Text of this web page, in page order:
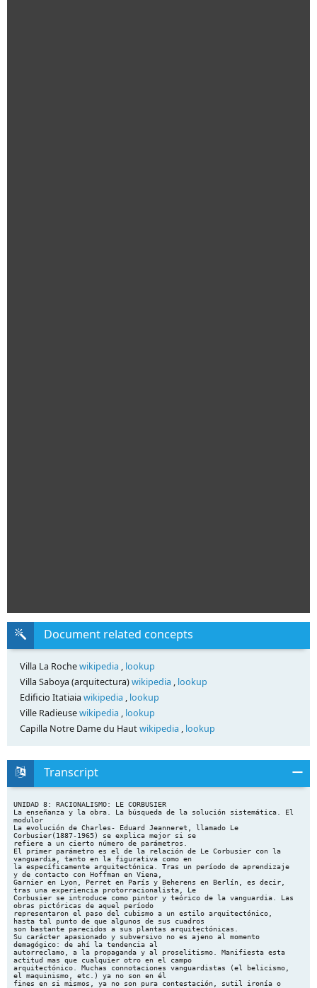
Document related concepts
Villa La Rochewikipedia , lookup
Villa Saboya (arquitectura)wikipedia , lookup
Edificio Itatiaia wikipedia , lookup
Ville Radieusewikipedia , lookup
Capilla Notre Dame du Hautwikipedia , lookup
Transcript
UNIDAD 8: RACIONALISMO: LE CORBUSIER La enseñanza y la obra. La búsqueda de la solución sistemática. El modulor La evolución de Charles- Eduard Jeanneret, llamado Le Corbusier(1887-1965) se explica mejor si se refiere a un cierto número de parámetros. El primer parámetro es el de la relación de Le Corbusier con la vanguardia, tanto en la figurativa como en la específicamente arquitectónica. Tras un período de aprendizaje y de contacto con Hoffman en Viena, Garnier en Lyon, Perret en París y Beherens en Berlín, es decir, tras una experiencia protorracionalista, Le Corbusier se introduce como pintor y teórico de la vanguardia. Las obras pictóricas de aquel período representaron el paso del cubismo a un estilo arquitectónico, hasta tal punto de que algunos de sus cuadros son bastante parecidos a sus plantas arquitectónicas. Su carácter apasionado y subversivo no es ajeno al momento demagógico: de ahí la tendencia al autorreclamo, a la propaganda y al proselitismo. Manifiesta esta actitud mas que cualquier otro en el campo arquitectónico. Muchas connotaciones vanguardistas (el belicismo, el maquinismo, etc.) ya no son en él fines en si mismos, ya no son pura contestación, sutil ironía o actitudes negativas, sino anticipaciones de la evolución de los movimientos en vigor, confianza iluminista en que todo depende del planteamiento racional y correcto de los problemas, en que la arquitectura por si sola es capaz de corregir muchas de las contradicciones de la sociedad. El segundo punto de referencia para estudiar la aportación de Le Corbusier al racionalismo es el de la vivienda mínima. Las premisas sociológicas son las mismas que las de los racionalistas alemanes, pero en el arquitecto suizo adquieren una acentuación mas nítida y una referencia mas decidida a un fenómeno ya muy difundido en la producción industrial: el estándar. Este responde a motivos de eficacia, de precisión, de orden, y por tanto de belleza: “La arquitectura actúa según el estándar...La arquitectura es imagen plástica, es especulación intelectual, es matemática superior...El estándar, impuesto por las leyes de las relaciones, es una necesidad económica y social...hace falta tender al establecimiento del estándar para afrontar el problema de la perfección (la belleza)”. “Hace falta considerar a la vivienda como una máquina para habitar o como un objeto útil”. Sus famosos cinco puntos para una nueva arquitectura constituyeron indudablemente una aportación original, reflejan, sin embargo, la exigencia presente en todo el desarrollo de la arquitectura contemporánea, de codificar el propio lenguaje. Representan, por así decirlo, un subcódigo, pero de tal entidad e influencia que ha pasado a formar parte integrante de todo el estilo racionalista. Estos cinco puntos son: los “pilotis”, la cubierta-jardín, la planta libre, las ventanas horizontales y la fachada libre, permitidos por el uso de la tecnología moderna y en particular por el hormigón armado. En efecto, es gracias a estos recursos por los que es posible sostener una construcción mediante pilares muy delgados, realizar una cubierta plana capaz de soportar el peso de la nieve, disponer una planta libre de gruesos muros estructurales, abrir ventanas de la longitud deseada, puesto que el muro de fachada ya no es portante, sino que apoya en voladizos de los forjados; este último principio constructivo permite disponer de una fachada libre de elementos verticales de soporte. Este último punto ha contribuido, por su composición, a la investigación de los trazados reguladores y de la nueva escala dimensional antropométrica, el modulor, elaborado por Le Corbusier en torno a 1940 en sustitución del sistema métrico decimal. El tema de la urbanística es el que mas se refleja en la paciente investigación del maestro, y el sector en el que mas se aleja de sus contemporáneos. En la práctica apunta a la separación de los edificios respecto de la calle, que en las disposiciones tradicionales funciona como un pasillo; sugiere el distanciamiento de los edificios entre ellos, construyéndolos lo mas altos posibles, y compensando este desarrollo en vertical con amplias zonas verdes; la simplificación máxima de la red viaria, diferenciando sin embargo las funciones; la disposición de calles en el propio interior de los grandes inmuebles residenciales, dotados de servicios colectivos, asilos, espacios para el deporte; la separación de las zonas industriales y los centros direccionales, aún también con grandes zonas verdes, de las áreas residenciales, con las que deberían estar estrechamente relacionadas para no crear movimientos pendulares. Es indudable que las piezas del gran mosaico urbanístico que son sus exponentes, es decir, los rascacielos cruciformes o en Y, los edificios de plieges sucesivos, los immueble-villas, las unités d’habitation, siguen siendo las propuestas de arquitectura a escala urbana mas significativas surgidas en el ámbito del código racionalista y de todo el Movimiento Moderno. Y no solo esto, sino que una vez configurados, todos estos edificios y soluciones, por su carácter lógico y clasicista, han podido traducirse en normas, en factores comunicables y transmisibles, de ahí su actualidad y su capacidad para afrontar la comparación con las propuestas mas avanzadas y recientes, la mayor parte de las cuales son derivadas de la lección de Le Corbusier. Reduciendo y llevando los problemas a los caso límites, encontró la manera mas adecuada para su difusión, intituyó la enorme capacidad de penetración de los eslóganes y de su visualización en el hombre de la calle y en la administración. DE FUSCO(291-311) Al igual que Gropius, Le Corbusier se propone superar el contraste entre progreso técnico e involución artística, entre resultados cuantitativos y cualitativos, pero de acuerdo con la tradición francesa, define técnica y arte como dos valores paralelos: “El ingeniero inspirado en la ley de la economía y guiado por el cálculo, nos pone de acuerdo con las leyes del universo; el arquitecto, por la disposición que imprime a las formas, realiza un orden que es pura creación de su espíritu”. En Francia no se forma ningún régimen autoritario de tipo nazi, fascista o estalinista; pero en cambio, asiste a partir de 1934 a una radicalización de la lucha política y a un creciente malestar económico, que se refleja en la producción de edificios y en las condiciones del debate cultural, llegando a eliminar casi totalmente cualquier ocasión de trabajar a los arquitectos modernos. Le Corbusier es el principal protagonista de las polémicas sobre arquitectura moderna y, en consecuencia, es el primero en sufrir los efectos de la represión que excluye a los arquitectos modernos de los encargos públicos y de gran parte de la construcción privada. Después de 1933 realiza pequeñas construcciones para una clientela limitada, como hizo ya en los años ‘20, pero no repite las experiencias de aquel período, sino que aprovecha estas ocasiones para experimentar nuevos sistemas constructivos y nuevos standards funcionales, que anticipan de manera sorprendente las tendencias de la arquitectura europea en el decenio sucesivo. El concepto de brise-soleil lo pone a punto durante aquellos años; se trata al principio, de una simple solución técnica, es decir, una pantalla para defenderse de los rayos del sol; mas tarde se convierte en una galería transitable, lo que impone una estructura externa de hormigón armado, dejando en hueco los tabiques y las vidrieras. Le Corbusier está armado de una metodología urbanística ampliamente desarrollada en teoría, y su problema preliminar es la búsqueda de la escala adecuada dentro de la cual pueda desarrollarse una intervención arquitectónica global, que reúna en un organismo unitario cierto número de células residenciales y sus servicios comunes. Nace así el concepto de la unité d’habitation que Le Corbusier ha madurado lentamente durante toda su vida, ya que el punto de partida se remonta a 1907 y la primera formulación arquitectónica se sitúa en 1922, con el inmueble-villas. La actividad de Le Corbusier desde hacia unos 10 años era casi exclusivamente teórica; inmediatamente después de la guerra asiste a los primeros intentos de reconstrucción brindando las propuestas mas variadas -las casas montadas en seco, las escuelas volantes para evacuados, etc.-, enuncia sus conceptos arquitectónicos y urbanísticos -el brise-soleil, los cuatro caminos, las cuatro funciones de la urbanística, los tres asentamientos humanos, el modulor, etc.-. En los comentarios y declaraciones escritas en los últimos años puede persivirse un cambio de tono; su acento se vuelve íntimo, autobiográfico, sin perder por ello su acostumbrada disponibilidad en las relaciones con los demás. Frente a sus últimas obras -que han sido cambiadas por algunos como evasiones en las esferas incontrolables de la poesía pura- se nota un natural retorno a lo interior y un deseo de recapitulación. BENEVOLO(480, 633, 648-651, 809-811, 901-905) Una y otra vez volvió Le Corbusier a la necesidad de belleza que siente el hombre, y la explicó de dos modos: como el resultado del uso de formas elementales y de proporciones geométricas, y como efecto de la adaptación funcional, y decía: “Una cosa es bella cuando responde a la necesidad”, pensaba, también que la arquitectura es “algo capaz de producir gente feliz”. Llegamos aquí al fondo mismo del credo funcionalista: que los problemas sociales y humanos de nuestra época son, en gran medida, productos de un entorno falso y deficiente, y que la condición humana puede mejorarse mediante una nueva arquitectura que reconquiste los valores verdaderos y fundamentales. El Funcionalismo halló su manifestación mas representativa en los proyectos y las teorías de Le Corbusier. Sus puntos de partida fueron la protesta contra las inhumanas condiciones de vida de las ciudades industriales del siglo XIX y el sueño de una ciudad verde; él propuso la “ciudad jardín vertical”, es decir una gran unidad de habitaci